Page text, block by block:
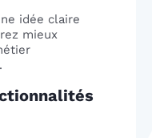
idée claire
mieux